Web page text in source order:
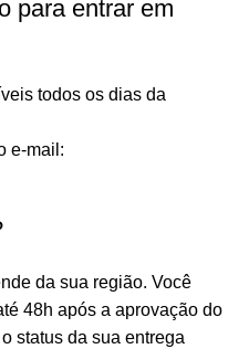
para entrar em
todos os dias da
e-mail:
da sua região. Você
48h após a aprovação do
status da sua entrega